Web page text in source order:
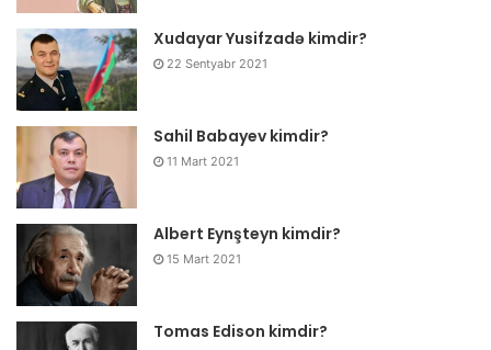
Xudayar Yusifzadə kimdir?
22 Sentyabr 2021
Sahil Babayev kimdir?
11 Mart 2021
Albert Eynşteyn kimdir?
15 Mart 2021
Tomas Edison kimdir?